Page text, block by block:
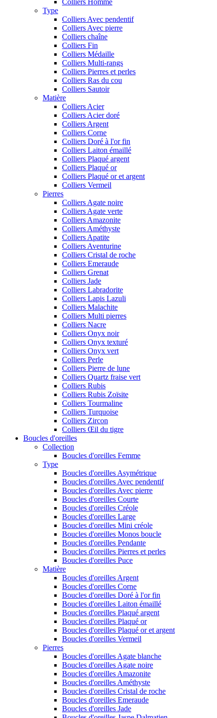
Colliers Homme
Type
Colliers Avec pendentif
Colliers Avec pierre
Colliers chaîne
Colliers Fin
Colliers Médaille
Colliers Multi-rangs
Colliers Pierres et perles
Colliers Ras du cou
Colliers Sautoir
Matière
Colliers Acier
Colliers Acier doré
Colliers Argent
Colliers Corne
Colliers Doré à l'or fin
Colliers Laiton émaillé
Colliers Plaqué argent
Colliers Plaqué or
Colliers Plaqué or et argent
Colliers Vermeil
Pierres
Colliers Agate noire
Colliers Agate verte
Colliers Amazonite
Colliers Améthyste
Colliers Apatite
Colliers Aventurine
Colliers Cristal de roche
Colliers Emeraude
Colliers Grenat
Colliers Jade
Colliers Labradorite
Colliers Lapis Lazuli
Colliers Malachite
Colliers Multi pierres
Colliers Nacre
Colliers Onyx noir
Colliers Onyx texturé
Colliers Onyx vert
Colliers Perle
Colliers Pierre de lune
Colliers Quartz fraise vert
Colliers Rubis
Colliers Rubis Zoïsite
Colliers Tourmaline
Colliers Turquoise
Colliers Zircon
Colliers Œil du tigre
Boucles d'oreilles
Collection
Boucles d'oreilles Femme
Type
Boucles d'oreilles Asymétrique
Boucles d'oreilles Avec pendentif
Boucles d'oreilles Avec pierre
Boucles d'oreilles Courte
Boucles d'oreilles Créole
Boucles d'oreilles Large
Boucles d'oreilles Mini créole
Boucles d'oreilles Monos boucle
Boucles d'oreilles Pendante
Boucles d'oreilles Pierres et perles
Boucles d'oreilles Puce
Matière
Boucles d'oreilles Argent
Boucles d'oreilles Corne
Boucles d'oreilles Doré à l'or fin
Boucles d'oreilles Laiton émaillé
Boucles d'oreilles Plaqué argent
Boucles d'oreilles Plaqué or
Boucles d'oreilles Plaqué or et argent
Boucles d'oreilles Vermeil
Pierres
Boucles d'oreilles Agate blanche
Boucles d'oreilles Agate noire
Boucles d'oreilles Amazonite
Boucles d'oreilles Améthyste
Boucles d'oreilles Cristal de roche
Boucles d'oreilles Emeraude
Boucles d'oreilles Jade